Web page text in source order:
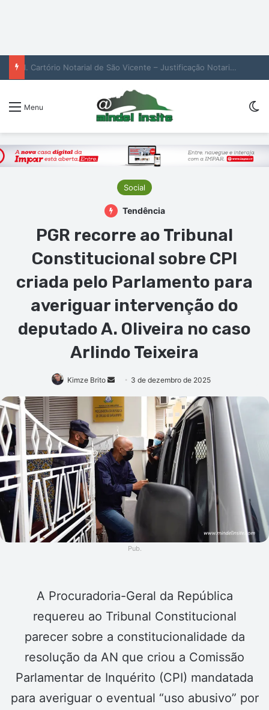
Menu
Social
Tendência
PGR recorre ao Tribunal
Constitucional sobre CPI
criada pelo Parlamento para
averiguar intervenção do
deputado A. Oliveira no caso
Arlindo Teixeira
Kimze Brito
Mande
e-
mail
3 de dezembro de 2025
Pub.
A Procuradoria-Geral da República
requereu ao Tribunal Constitucional
parecer sobre a constitucionalidade da
resolução da AN que criou a Comissão
Parlamentar de Inquérito (CPI) mandatada
para averiguar o eventual “uso abusivo” por